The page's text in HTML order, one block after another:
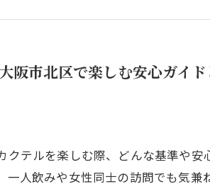
阪市北区で楽しむ安心ガイ
クテルを楽しむ際、どんな基準や
一人飲みや女性同士の訪問でも気